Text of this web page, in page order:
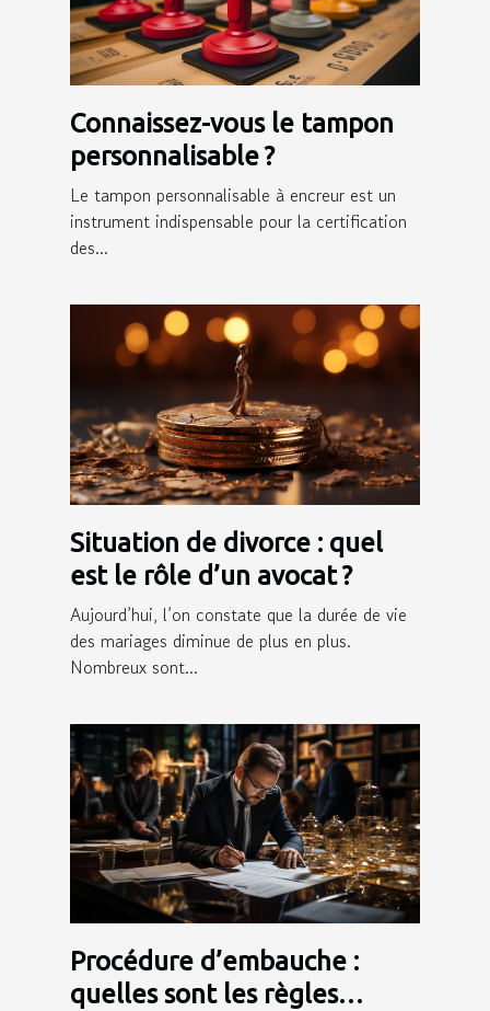
Connaissez-vous le tampon
personnalisable ?
Le tampon personnalisable à encreur est un
instrument indispensable pour la certification
des...
Situation de divorce : quel
est le rôle d’un avocat ?
Aujourd’hui, l’on constate que la durée de vie
des mariages diminue de plus en plus.
Nombreux sont...
Procédure d’embauche :
quelles sont les règles